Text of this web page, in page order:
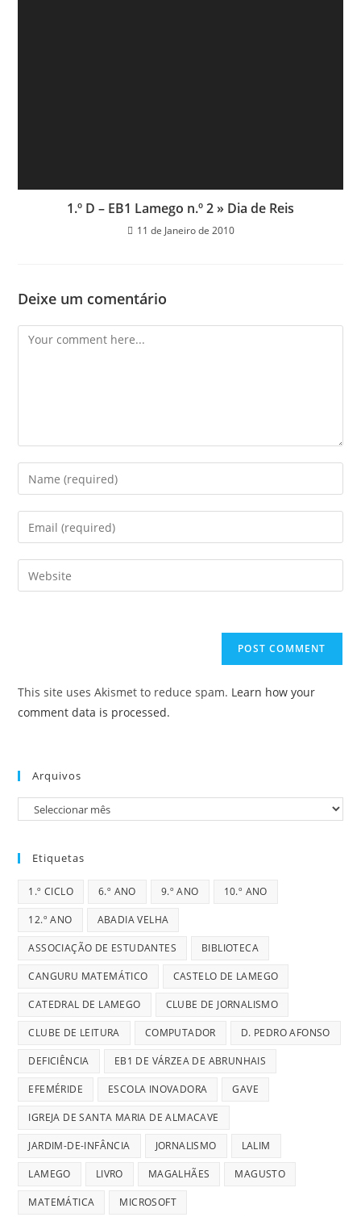
1.º D – EB1 Lamego n.º 2 » Dia de Reis
11 de Janeiro de 2010
Deixe um comentário
Comment
Enter
your
name
comment
Enter
your
email
address
Enter
your
This site uses Akismet to reduce spam. Learn how your
comment data is processed.
Arquivos
Arquivos
Etiquetas
1.º CICLO 6.º ANO 9.º ANO 10.º ANO
12.º ANO ABADIA VELHA
ASSOCIAÇÃO DE ESTUDANTES BIBLIOTECA
CANGURU MATEMÁTICO CASTELO DE LAMEGO
CATEDRAL DE LAMEGO CLUBE DE JORNALISMO
CLUBE DE LEITURA COMPUTADOR D. PEDRO AFONSO
DEFICIÊNCIA EB1 DE VÁRZEA DE ABRUNHAIS
EFEMÉRIDE ESCOLA INOVADORA GAVE
IGREJA DE SANTA MARIA DE ALMACAVE
JARDIM-DE-INFÂNCIA JORNALISMO LALIM
LAMEGO LIVRO MAGALHÃES MAGUSTO
MATEMÁTICA MICROSOFT